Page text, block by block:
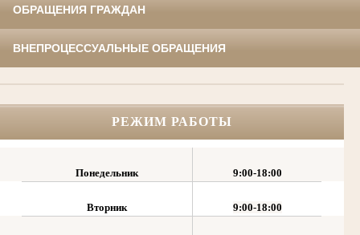
ОБРАЩЕНИЯ ГРАЖДАН
ВНЕПРОЦЕССУАЛЬНЫЕ ОБРАЩЕНИЯ
РЕЖИМ РАБОТЫ
Понедельник 9:00-18:00
Вторник 9:00-18:00